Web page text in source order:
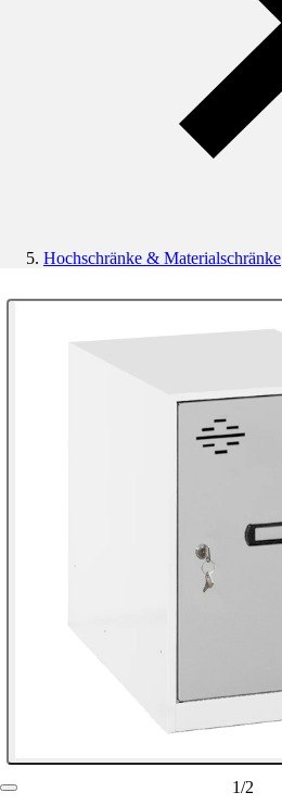
Hochschränke & Materialschränke
1/2